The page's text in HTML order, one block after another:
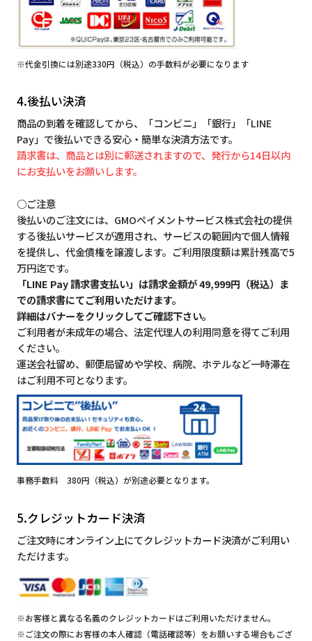
※代金引換には別途330円（税込）の手数料が必要になります
4.後払い決済
商品の到着を確認してから、「コンビニ」「銀行」「LINE
Pay」で後払いできる安心・簡単な決済方法です。
請求書は、商品とは別に郵送されますので、発行から14日以内
にお支払いをお願いします。
○ご注意
後払いのご注文には、GMOペイメントサービス株式会社の提供
する後払いサービスが適用され、サービスの範囲内で個人情報
を提供し、代金債権を譲渡します。ご利用限度額は累計残高で5
万円迄です。
「LINE Pay 請求書支払い」は請求金額が 49,999円（税込）ま
での請求書にてご利用いただけます。
詳細はバナーをクリックしてご確認下さい。
ご利用者が未成年の場合、法定代理人の利用同意を得てご利用
ください。
運送会社留め、郵便局留めや学校、病院、ホテルなど一時滞在
はご利用不可となります。
事務手数料 380円（税込）が別途必要となります。
5.クレジットカード決済
ご注文時にオンライン上にてクレジットカード決済がご利用い
ただけます。
※お客様と異なる名義のクレジットカードはご利用いただけません。
※ご注文の際にお客様の本人確認（電話確認等）をお願いする場合もござ